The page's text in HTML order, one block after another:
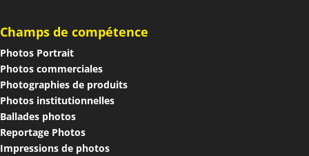
Champs de compétence
Photos Portrait
Photos commerciales
Photographies de produits
Photos institutionnelles
Ballades photos
Reportage Photos
Impressions de photos